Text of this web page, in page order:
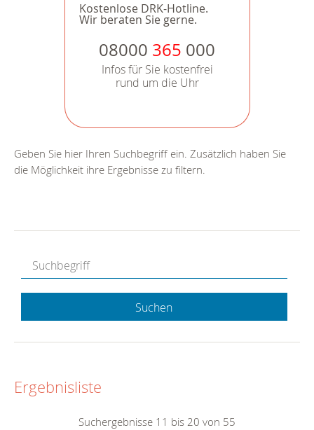
Kostenlose DRK-Hotline.
Wir beraten Sie gerne.
08000 365 000
Infos für Sie kostenfrei
rund um die Uhr
Geben Sie hier Ihren Suchbegriff ein. Zusätzlich haben Sie
die Möglichkeit ihre Ergebnisse zu filtern.
Suchen
Ergebnisliste
Suchergebnisse 11 bis 20 von 55